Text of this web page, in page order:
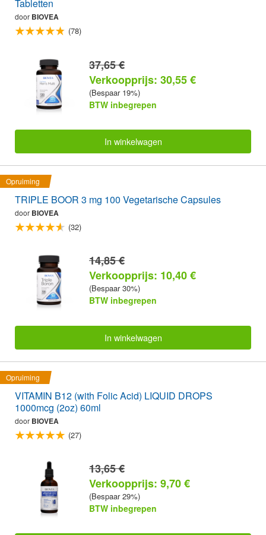
Tabletten
door BIOVEA
(78)
37,65 €
Verkoopprijs: 30,55 €
(Bespaar 19%)
BTW inbegrepen
In winkelwagen
Opruiming
TRIPLE BOOR 3 mg 100 Vegetarische Capsules
door BIOVEA
(32)
14,85 €
Verkoopprijs: 10,40 €
(Bespaar 30%)
BTW inbegrepen
In winkelwagen
Opruiming
VITAMIN B12 (with Folic Acid) LIQUID DROPS
1000mcg (2oz) 60ml
door BIOVEA
(27)
13,65 €
Verkoopprijs: 9,70 €
(Bespaar 29%)
BTW inbegrepen